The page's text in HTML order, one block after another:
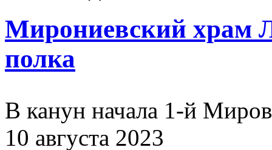
Мирониевский храм
полка
В канун начала 1-й
10 августа 2023